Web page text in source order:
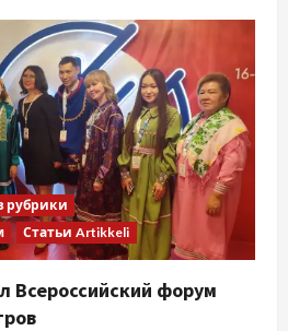
рубрики
Статьи Artikkeli
Всероссийский форум